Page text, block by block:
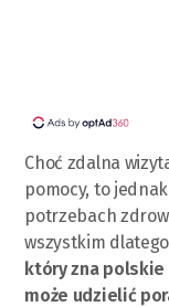
Choć zdalna
pomocy, to
potrzebach
wszystkim
który zna polskie
może udzielić